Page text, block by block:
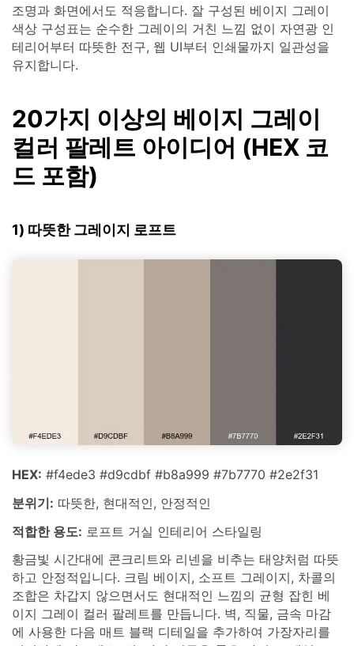
조명과 화면에서도 적응합니다. 잘 구성된 베이지 그레이
색상 구성표는 순수한 그레이의 거친 느낌 없이 자연광 인
테리어부터 따뜻한 전구, 웹 UI부터 인쇄물까지 일관성을
유지합니다.
20가지 이상의 베이지 그레이
컬러 팔레트 아이디어 (HEX 코
드 포함)
1) 따뜻한 그레이지 로프트
HEX: #f4ede3 #d9cdbf #b8a999 #7b7770 #2e2f31
분위기: 따뜻한, 현대적인, 안정적인
적합한 용도: 로프트 거실 인테리어 스타일링
황금빛 시간대에 콘크리트와 리넨을 비추는 태양처럼 따뜻
하고 안정적입니다. 크림 베이지, 소프트 그레이지, 차콜의
조합은 차갑지 않으면서도 현대적인 느낌의 균형 잡힌 베
이지 그레이 컬러 팔레트를 만듭니다. 벽, 직물, 금속 마감
에 사용한 다음 매트 블랙 디테일을 추가하여 가장자리를